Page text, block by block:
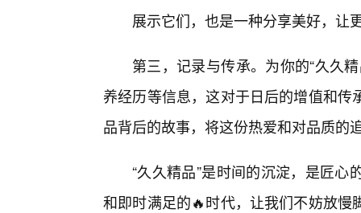
展示它们，也是一种分享美好，让
第三，记录与传承。为你的“久久
养经历等信息，这对于日后的增值和
品背后的故事，将这份热爱和对品质的
“久久精品”是时间的沉淀，是匠
和即时满足的🔥时代，让我们不妨放